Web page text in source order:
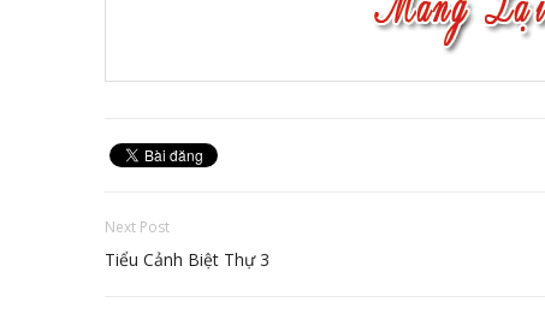
Next Post
Tiểu Cảnh Biệt Thự 3